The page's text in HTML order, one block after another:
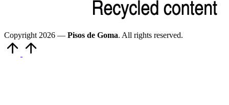
Copyright 2026 — Pisos de Goma. All rights reserved.